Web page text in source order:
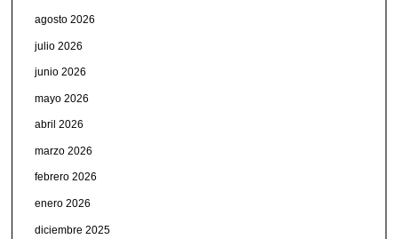
agosto 2026
julio 2026
junio 2026
mayo 2026
abril 2026
marzo 2026
febrero 2026
enero 2026
diciembre 2025